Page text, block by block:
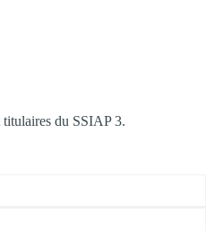
du SSIAP 3.